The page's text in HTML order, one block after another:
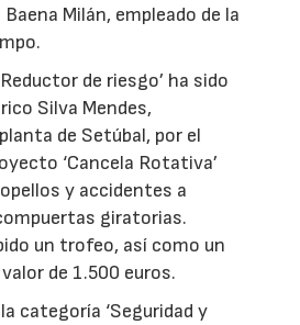
Milán, empleado de la
de riesgo’ ha sido
Silva Mendes,
de Setúbal, por el
‘Cancela Rotativa’
y accidentes a
giratorias.
un trofeo, así como un
de 1.500 euros.
categoría ‘Seguridad y